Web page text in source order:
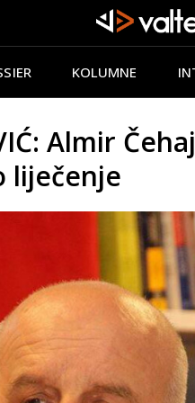
KOLUMNE
Almir
liječenje